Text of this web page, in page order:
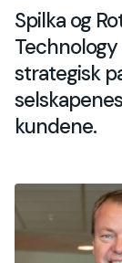
Spilka og
strategisk
kundene.